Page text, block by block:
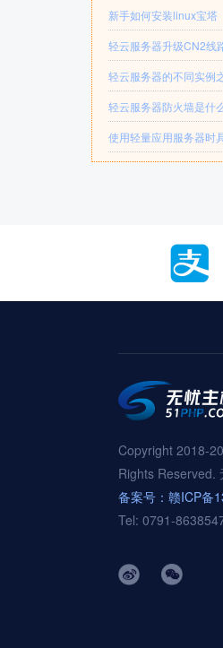
新手如何安装linux宝塔
轻云服务器升级CN2线
轻云服务器的不同实例
轻云服务器防火墙是什
使用轻量应用服务器时
Copyright 2018-
Rights Reserved.
备案号：赣ICP备
Tel: 0791-